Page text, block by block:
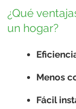
¿Qué
un hogar?
Menos
Fácil